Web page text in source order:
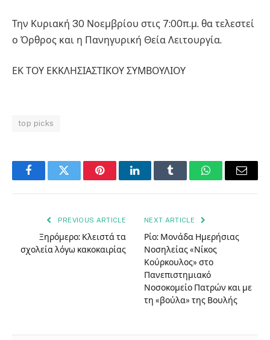
Την Κυριακή 30 Νοεμβρίου στις 7:00π.μ. θα τελεστεί
ο Όρθρος και η Πανηγυρική Θεία Λειτουργία.
ΕΚ ΤΟΥ ΕΚΚΛΗΣΙΑΣΤΙΚΟΥ ΣΥΜΒΟΥΛΙΟΥ
top picks
FacebookTwitter PinterestLinkedInTumblr WhatsAppEmail
PREVIOUS ARTICLE
Ξηρόμερο: Κλειστά τα
σχολεία λόγω κακοκαιρίας
NEXT ARTICLE
Ρίο: Μονάδα Ημερήσιας
Νοσηλείας «Νίκος
Κούρκουλος» στο
Πανεπιστημιακό
Νοσοκομείο Πατρών και με
τη «βούλα» της Βουλής